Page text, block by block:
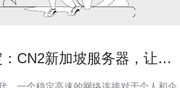
：CN2新加坡服务器，让您